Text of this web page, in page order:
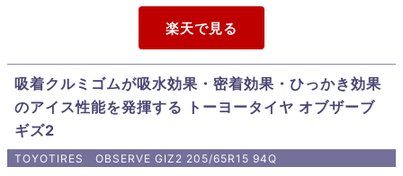
吸着クルミゴムが吸水効果・密着効果・ひっかき効果
のアイス性能を発揮する トーヨータイヤ オブザーブ
ギズ2
TOYOTIRES OBSERVE GIZ2 205/65R15 94Q